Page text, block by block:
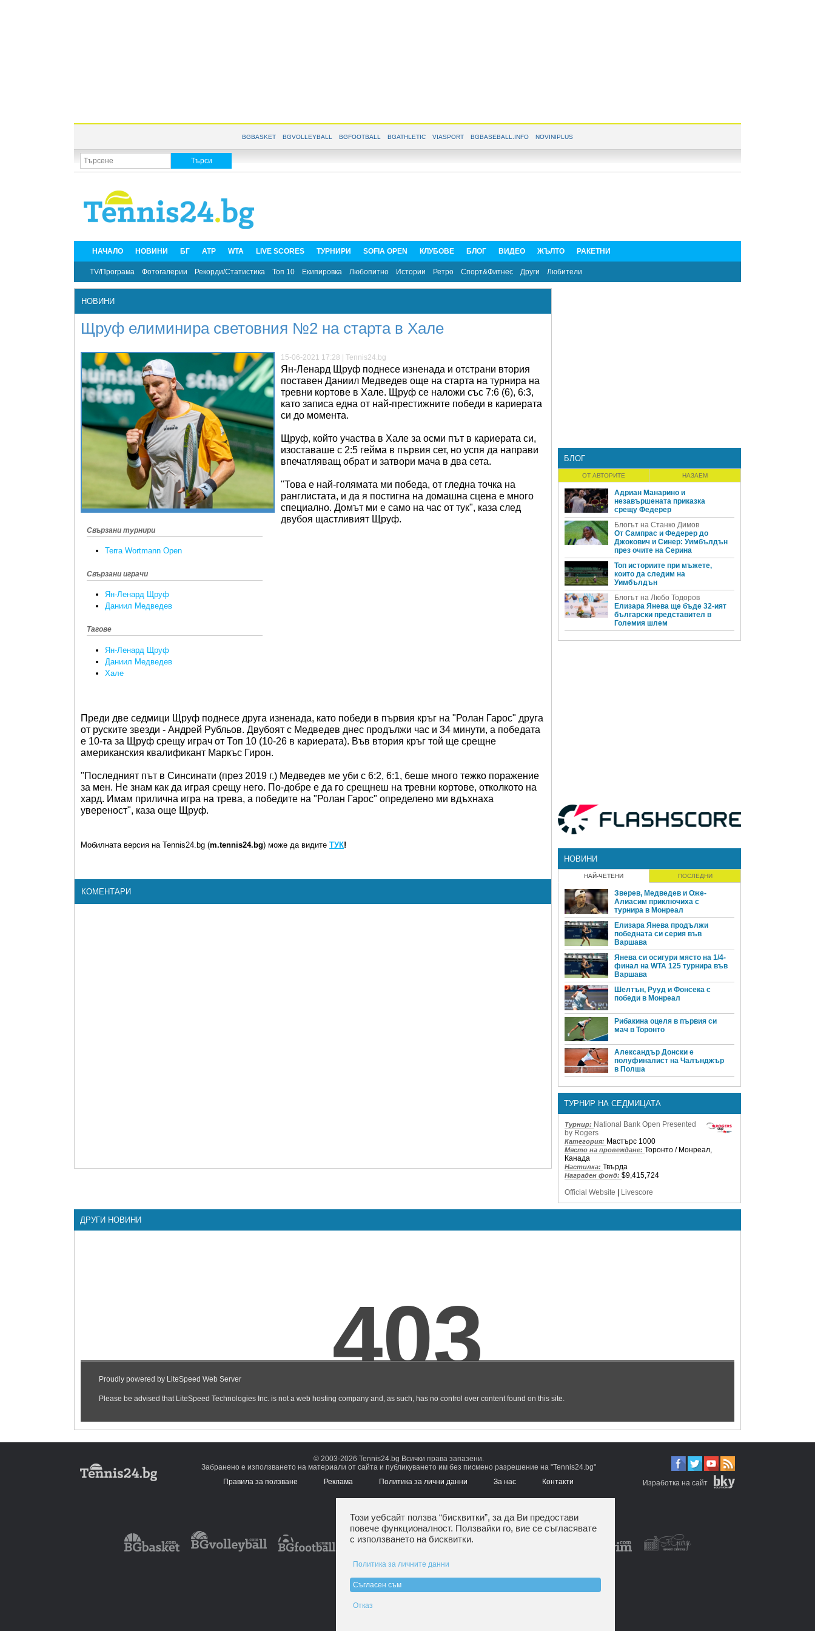
BGBASKET BGVOLLEYBALL BGFOOTBALL BGATHLETIC VIASPORT BGBASEBALL.INFO NOVINIPLUS
НАЧАЛО НОВИНИ БГ ATP WTA LIVE SCORES ТУРНИРИ SOFIA OPEN КЛУБОВЕ БЛОГ ВИДЕО ЖЪЛТО РАКЕТНИ
TV/Програма Фотогалерии Рекорди/Статистика Топ 10 Екипировка Любопитно Истории Ретро Спорт&Фитнес Други Любители
НОВИНИ
Щруф елиминира световния №2 на старта в Хале
Свързани турнири
Terra Wortmann Open
Свързани играчи
Ян-Ленард Щруф
Даниил Медведев
Тагове
Ян-Ленард Щруф
Даниил Медведев
Хале
15-06-2021 17:28 | Tennis24.bg
Ян-Ленард Щруф поднесе изненада и отстрани втория
поставен Даниил Медведев още на старта на турнира на
тревни кортове в Хале. Щруф се наложи със 7:6 (6), 6:3,
като записа една от най-престижните победи в кариерата
си до момента.
Щруф, който участва в Хале за осми път в кариерата си,
изоставаше с 2:5 гейма в първия сет, но успя да направи
впечатляващ обрат и затвори мача в два сета.
"Това е най-голямата ми победа, от гледна точка на
ранглистата, и да я постигна на домашна сцена е много
специално. Домът ми е само на час от тук", каза след
двубоя щастливият Щруф.
Преди две седмици Щруф поднесе друга изненада, като победи в първия кръг на "Ролан Гарос" друга
от руските звезди - Андрей Рубльов. Двубоят с Медведев днес продължи час и 34 минути, а победата
е 10-та за Щруф срещу играч от Топ 10 (10-26 в кариерата). Във втория кръг той ще срещне
американския квалификант Маркъс Гирон.
"Последният път в Синсинати (през 2019 г.) Медведев ме уби с 6:2, 6:1, беше много тежко поражение
за мен. Не знам как да играя срещу него. По-добре е да го срещнеш на тревни кортове, отколкото на
хард. Имам прилична игра на трева, а победите на "Ролан Гарос" определено ми вдъхнаха
увереност", каза още Щруф.
Мобилната версия на Tennis24.bg (m.tennis24.bg) може да видите ТУК!
КОМЕНТАРИ
БЛОГ
ОТ АВТОРИТЕ НАЗАЕМ
Адриан Манарино и
незавършената приказка
срещу Федерер
Блогът на Станко Димов
От Сампрас и Федерер до
Джокович и Синер: Уимбълдън
през очите на Серина
Топ историите при мъжете,
които да следим на
Уимбълдън
Блогът на Любо Тодоров
Елизара Янева ще бъде 32-ият
български представител в
Големия шлем
НОВИНИ
НАЙ-ЧЕТЕНИ ПОСЛЕДНИ
Зверев, Медведев и Оже-
Алиасим приключиха с
турнира в Монреал
Елизара Янева продължи
победната си серия във
Варшава
Янева си осигури място на 1/4-
финал на WTA 125 турнира във
Варшава
Шелтън, Рууд и Фонсека с
победи в Монреал
Рибакина оцеля в първия си
мач в Торонто
Александър Донски е
полуфиналист на Чалънджър
в Полша
ТУРНИР НА СЕДМИЦАТА
Турнир: National Bank Open Presented
by Rogers
Категория: Мастърс 1000
Място на провеждане: Торонто / Монреал,
Канада
Настилка: Твърда
Награден фонд: $9,415,724
Official Website
Livescore
ДРУГИ НОВИНИ
© 2003-2026 Tennis24.bg Всички права запазени.
Забранено е използването на материали от сайта и публикуването им без писмено разрешение на "Tennis24.bg"
Правила за ползване
Реклама Политика за лични данни За нас Контакти Изработка на сайт
Този уебсайт ползва “бисквитки”, за да Ви предостави
повече функционалност. Ползвайки го, вие се съгласявате
с използването на бисквитки.
Политика за личните данни
Съгласен съм
Отказ